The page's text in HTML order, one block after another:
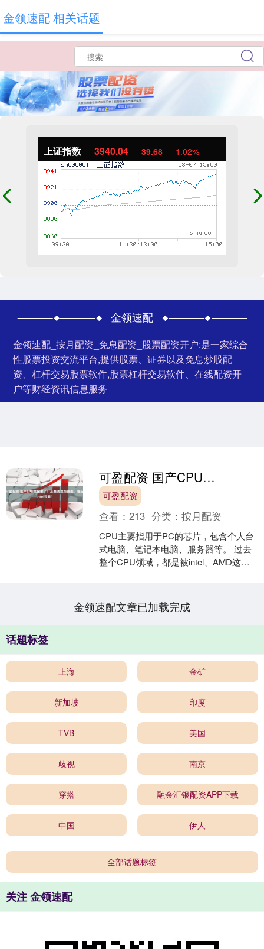
上证指数 3940.04 39.68 1.02%
金领速配
金领速配_按月配资_免息配资_股票配资开户:是一家综合
性股票投资交流平台,提供股票、证券以及免息炒股配
资、杠杆交易股票软件,股票杠杆交易软件、在线配资开
户等财经资讯信息服务
金领速配 相关话题
可盈配资 国产CPU站起来了！从备选成为首选，落后intel只差1
可盈配资
查看：213 分类：按月配资
CPU主要指用于PC的芯片，包含个人台
式电脑、笔记本电脑、服务器等。 过去
整个CPU领域，都是被intel、AMD这两
金领速配文章已加载完成
话题标签
上海 金矿
新加坡 印度
TVB 美国
歧视 南京
穿搭 融金汇银配资APP下载
中国 伊人
全部话题标签
关注 金领速配